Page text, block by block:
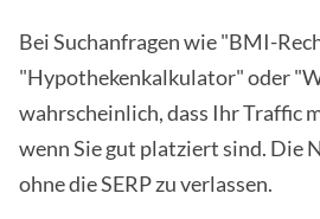
Bei Suchanfragen wie "BMI-
"Hypothekenkalkulator" oder
wahrscheinlich, dass Ihr Traffic
wenn Sie gut platziert sind. Die
ohne die SERP zu verlassen.